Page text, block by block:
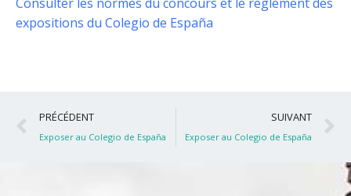
expositions du Colegio de España
Précédent
PRÉCÉDENT
Exposer au Colegio de España
SUIVANT
Exposer au Colegio de España